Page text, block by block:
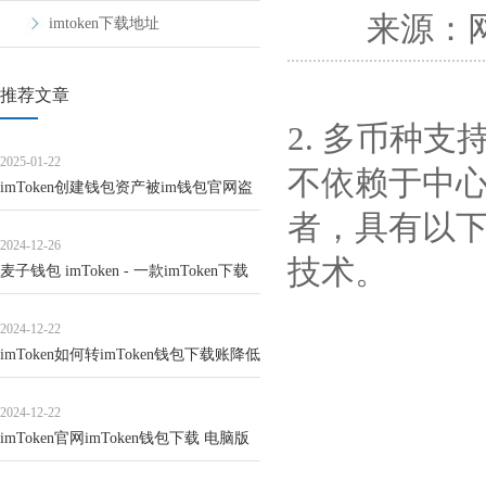
imtoken下载地址
推荐文章
2025-01-22
imToken创建钱包资产被im钱包官网盗
2024-12-26
麦子钱包 imToken - 一款imToken下载
2024-12-22
imToken如何转imToken钱包下载账降低
2024-12-22
imToken官网imToken钱包下载 电脑版
来源：
2. 多币种支
不依赖于中
者，具有以
技术。